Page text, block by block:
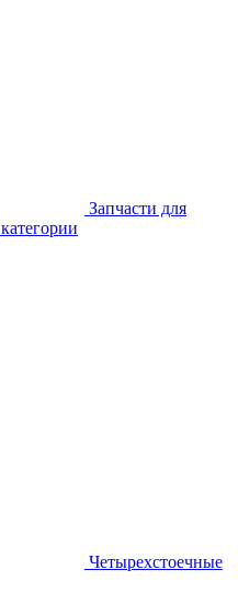
Запчасти для
Четырехстоечные